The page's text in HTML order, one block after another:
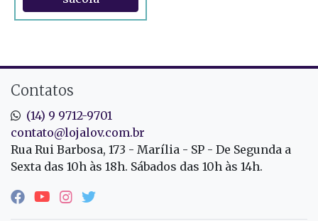
Contatos
(14) 9 9712-9701
contato@lojalov.com.br
Rua Rui Barbosa, 173 - Marília - SP - De Segunda a
Sexta das 10h às 18h. Sábados das 10h às 14h.